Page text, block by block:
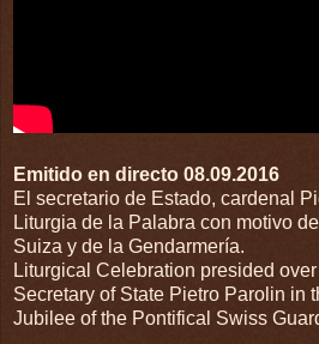
Emitido en directo 08.09.2016
El secretario de Estado, cardenal
Liturgia de la Palabra con motivo
Suiza y de la Gendarmería.
Liturgical Celebration presided
Secretary of State Pietro Parolin in
Jubilee of the Pontifical Swiss